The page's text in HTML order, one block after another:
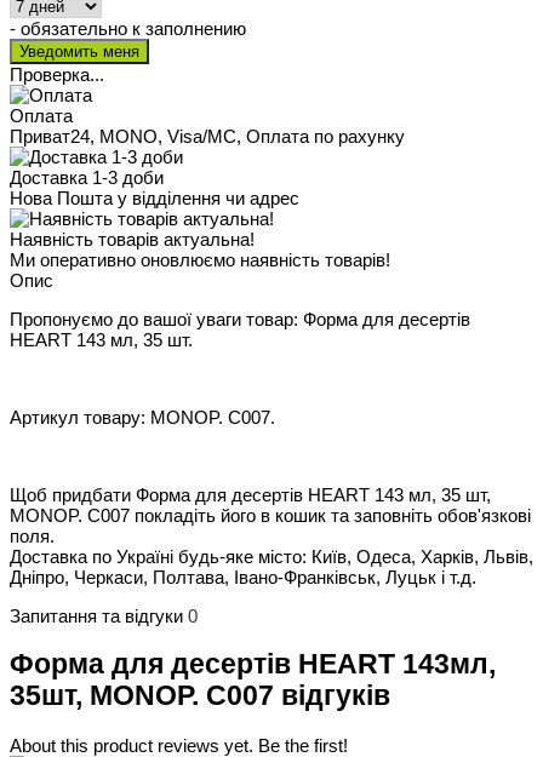
- обязательно к заполнению
Проверка...
Оплата
Приват24, MONO, Visa/MC, Оплата по рахунку
Доставка 1-3 доби
Нова Пошта у відділення чи адрес
Наявність товарів актуальна!
Ми оперативно оновлюємо наявність товарів!
Опис
Пропонуємо до вашої уваги товар: Форма для десертів
HEART 143 мл, 35 шт.
Артикул товару: MONOP. C007.
Щоб придбати Форма для десертів HEART 143 мл, 35 шт,
MONOP. C007 покладіть його в кошик та заповніть обов'язкові
поля.
Доставка по Україні будь-яке місто: Київ, Одеса, Харків, Львів,
Дніпро, Черкаси, Полтава, Івано-Франківськ, Луцьк і т.д.
Запитання та відгуки 0
Форма для десертів HEART 143мл,
35шт, MONOP. C007 відгуків
About this product reviews yet. Be the first!